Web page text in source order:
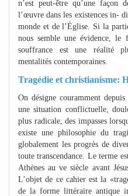
n’est peut-être qu’une façon
l’œuvre dans les existences in-
monde et de l’Église. Si la
nous semble une évidence, le
souffrance est une réalité
mentalités contemporaines.
Tragédie et christianisme:
On désigne couramment
une situation conflictuelle,
plus radicale, des impasses
existe une philosophie du
globalement les progrès de
toute transcendance. Le terme
Athènes au ve siècle avant
L’objet de ce cahier est la
de la forme littéraire antique